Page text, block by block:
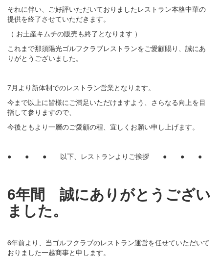
それに伴い、ご好評いただいておりましたレストラン本格中華の
提供を終了させていただきます。
（ お土産キムチの販売も終了となります ）
これまで那須陽光ゴルフクラブレストランをご愛顧賜り、誠にあ
りがとうございました。
7月より新体制でのレストラン営業となります。
今まで以上に皆様にご満足いただけますよう、さらなる向上を目
指して参りますので、
今後ともより一層のご愛顧の程、宜しくお願い申し上げます。
● ● ● 以下、レストランよりご挨拶 ● ● ●
6年間 誠にありがとうござい
ました。
6年前より、当ゴルフクラブのレストラン運営を任せていただいて
おりました一越商事と申します。